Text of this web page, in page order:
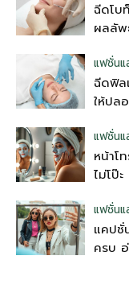
ฉีดโบ
ผลลั
แฟชั่นแ
ฉีดฟิล
ให้ปล
แฟชั่นแ
หน้าโ
ไม่โป๊ะ
แฟชั่นแ
แคปชั่
ครบ